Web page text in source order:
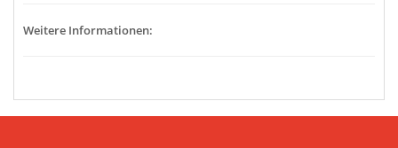
Weitere Informationen: